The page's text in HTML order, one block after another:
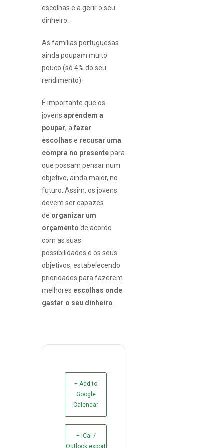
escolhas e a gerir o seu
dinheiro.
As famílias portuguesas
ainda poupam muito
pouco (só 4% do seu
rendimento).
É importante que os
jovens aprendem a
poupar, a fazer
escolhas e recusar uma
compra no presentepara
que possam pensar num
objetivo, ainda maior, no
futuro. Assim, os jovens
devem ser capazes
de organizar um
orçamento de acordo
com as suas
possibilidades e os seus
objetivos, estabelecendo
prioridades para fazerem
melhores escolhas onde
gastar o seu dinheiro
+ Add to
Google
Calendar
+ iCal /
Outlook export